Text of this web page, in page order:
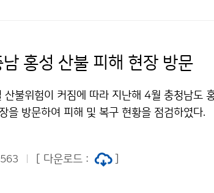
홍성 산불 피해 현장 방문
불위험이 커짐에 따라 지난해 4월 충청남도
을 방문하여 피해 및 복구 현황을 점검하였다.
[ 다운로드 :